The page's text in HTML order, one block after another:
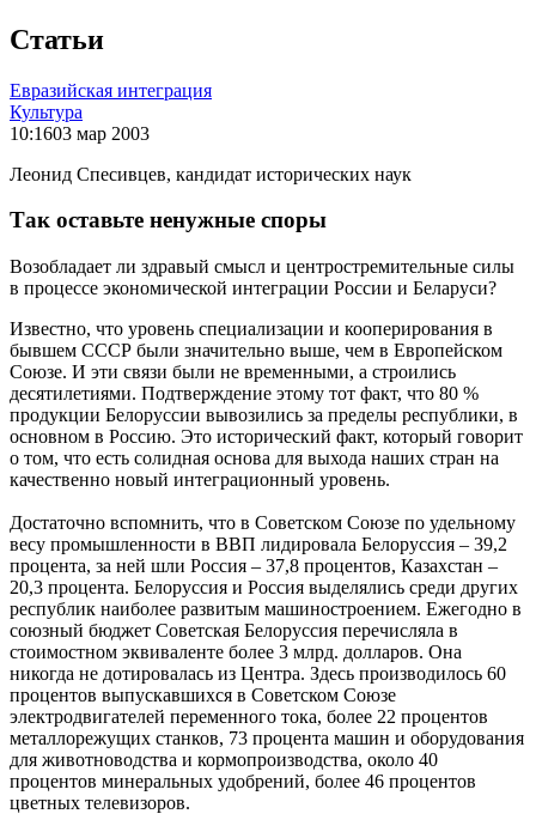
Статьи
Евразийская интеграция
Культура
10:1603 мар 2003
Леонид Спесивцев, кандидат исторических наук
Так оставьте ненужные споры
Возобладает ли здравый смысл и центростремительные силы
в процессе экономической интеграции России и Беларуси?
Известно, что уровень специализации и кооперирования в
бывшем СССР были значительно выше, чем в Европейском
Союзе. И эти связи были не временными, а строились
десятилетиями. Подтверждение этому тот факт, что 80 %
продукции Белоруссии вывозились за пределы республики, в
основном в Россию. Это исторический факт, который говорит
о том, что есть солидная основа для выхода наших стран на
качественно новый интеграционный уровень.
Достаточно вспомнить, что в Советском Союзе по удельному
весу промышленности в ВВП лидировала Белоруссия – 39,2
процента, за ней шли Россия – 37,8 процентов, Казахстан –
20,3 процента. Белоруссия и Россия выделялись среди других
республик наиболее развитым машиностроением. Ежегодно в
союзный бюджет Советская Белоруссия перечисляла в
стоимостном эквиваленте более 3 млрд. долларов. Она
никогда не дотировалась из Центра. Здесь производилось 60
процентов выпускавшихся в Советском Союзе
электродвигателей переменного тока, более 22 процентов
металлорежущих станков, 73 процента машин и оборудования
для животноводства и кормопроизводства, около 40
процентов минеральных удобрений, более 46 процентов
цветных телевизоров.